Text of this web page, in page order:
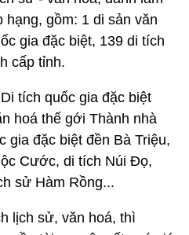
gồm: 1 di sản văn
gia đặc biệt, 139 di tích
cấp tỉnh.
tích quốc gia đặc biệt
hoá thế gới Thành nhà
gia đặc biệt đền Bà Triệu,
Cước, di tích Núi Đọ,
sử Hàm Rồng...
lịch sử, văn hoá, thì